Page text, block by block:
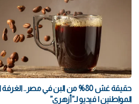
حقيقة غش 80% من البن في مصر..
المواطنين | فيديو لـ”أزهري”